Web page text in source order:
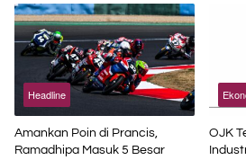
Headline
Amankan Poin di Prancis,
Ramadhipa Masuk 5 Besar
OJK